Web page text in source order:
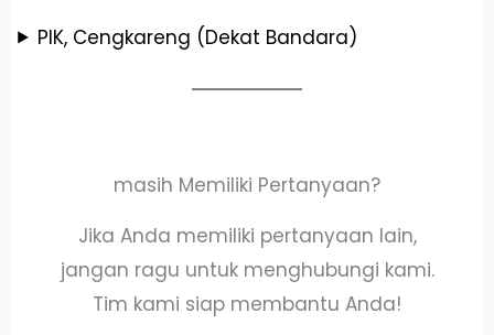
PIK, Cengkareng (Dekat Bandara)
masih Memiliki Pertanyaan?
Jika Anda memiliki pertanyaan lain,
jangan ragu untuk menghubungi kami.
Tim kami siap membantu Anda!